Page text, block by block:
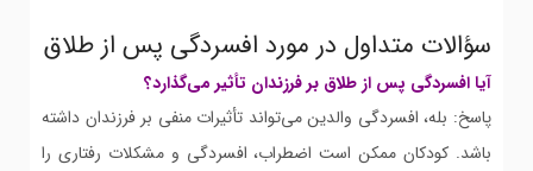
سؤالات متداول در مورد افسردگی پس از طلاق
آیا افسردگی پس از طلاق بر فرزندان تأثیر می‌گذارد؟
پاسخ: بله، افسردگی والدین می‌تواند تأثیرات منفی بر فرزندان داشته
باشد. کودکان ممکن است اضطراب، افسردگی و مشکلات رفتاری را